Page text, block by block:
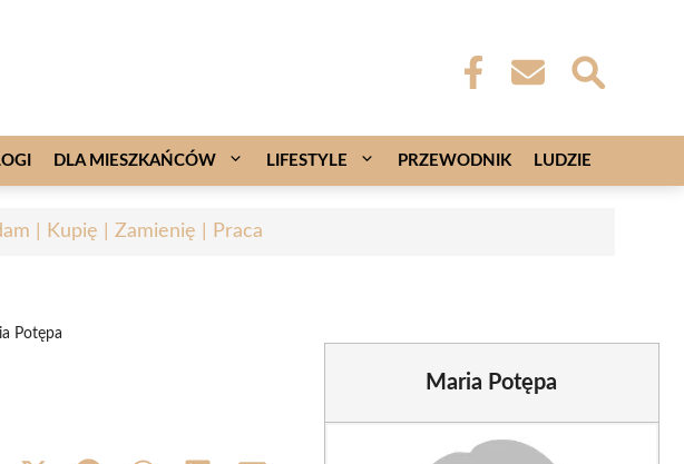
DLA MIESZKAŃCÓW LIFESTYLE PRZEWODNIK LUDZIE
| Kupię | Zamienię | Praca
Potępa
Maria Potępa